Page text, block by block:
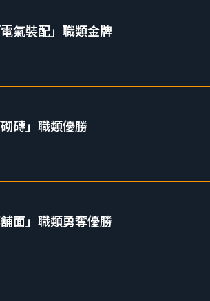
氣裝配」職類金牌
磚」職類優勝
面」職類勇奪優勝